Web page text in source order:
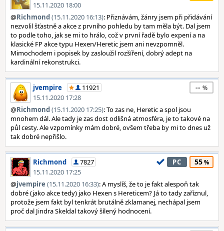
15.11.2020 18:00
@Richmond(15.11.2020 16:13): Přiznávám, žánry jsem při přidávání
nezvolil šťastně a akce z prvního pohledu by tam měla být. Dal jsem
to podle toho, jak se mi to hrálo, což v první řadě bylo expení a na
klasické FP akce typu Hexen/Heretic jsem ani nevzpomněl.
Mimochodem i popisek by zasloužil rozšíření, dobrý adept na
kardinální rekonstrukci.
jvempire
11921
15.11.2020 17:28
--
@Richmond(15.11.2020 17:25): To zas ne, Heretic a spol jsou
mnohem dál. Ale tady je zas dost odlišná atmosféra, je to takové na
půl cesty. Ale vzpomínky mám dobré, ovšem třeba by mi to dnes už
tak dobré nepřišlo.
Richmond
7827
15.11.2020 17:25
PC 55
@jvempire (15.11.2020 16:33): A myslíš, že to je fakt alespoň tak
dobré (jako akce tedy) jako Hexen s Hereticem? Já to tady zaříznul,
protože jsem fakt byl tenkrát brutálně zklamanej, nechápal jsem
proč dal Jindra Skeldal takový šílený hodnocení.